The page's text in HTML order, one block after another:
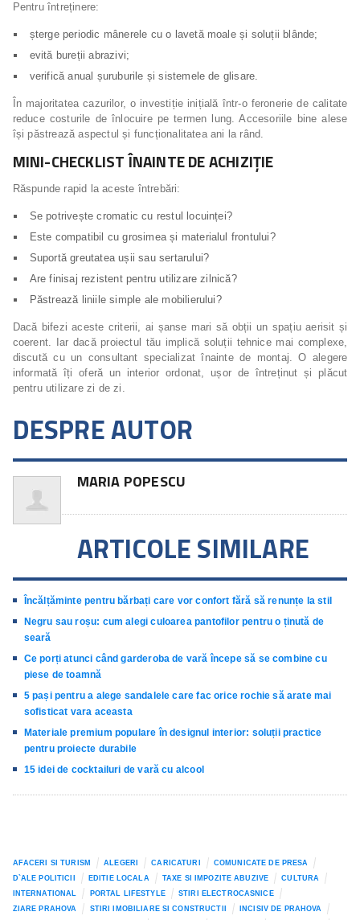
Pentru întreținere:
șterge periodic mânerele cu o lavetă moale și soluții blânde;
evită bureții abrazivi;
verifică anual șuruburile și sistemele de glisare.
În majoritatea cazurilor, o investiție inițială într-o feronerie de calitate
reduce costurile de înlocuire pe termen lung. Accesoriile bine alese
își păstrează aspectul și funcționalitatea ani la rând.
MINI-CHECKLIST ÎNAINTE DE ACHIZIȚIE
Răspunde rapid la aceste întrebări:
Se potrivește cromatic cu restul locuinței?
Este compatibil cu grosimea și materialul frontului?
Suportă greutatea ușii sau sertarului?
Are finisaj rezistent pentru utilizare zilnică?
Păstrează liniile simple ale mobilierului?
Dacă bifezi aceste criterii, ai șanse mari să obții un spațiu aerisit și
coerent. Iar dacă proiectul tău implică soluții tehnice mai complexe,
discută cu un consultant specializat înainte de montaj. O alegere
informată îți oferă un interior ordonat, ușor de întreținut și plăcut
pentru utilizare zi de zi.
DESPRE AUTOR
MARIA POPESCU
ARTICOLE SIMILARE
Încălțăminte pentru bărbați care vor confort fără să renunțe la stil
Negru sau roșu: cum alegi culoarea pantofilor pentru o ținută de
seară
Ce porți atunci când garderoba de vară începe să se combine cu
piese de toamnă
5 pași pentru a alege sandalele care fac orice rochie să arate mai
sofisticat vara aceasta
Materiale premium populare în designul interior: soluții practice
pentru proiecte durabile
15 idei de cocktailuri de vară cu alcool
AFACERI SI TURISM ALEGERI CARICATURI
COMUNICATE DE PRESA
D`ALE POLITICII
EDITIE LOCALA TAXE SI IMPOZITE ABUZIVE
CULTURA
INTERNATIONAL
PORTAL LIFESTYLE
STIRI ELECTROCASNICE
ZIARE PRAHOVA
STIRI IMOBILIARE SI CONSTRUCTII INCISIV DE PRAHOVA